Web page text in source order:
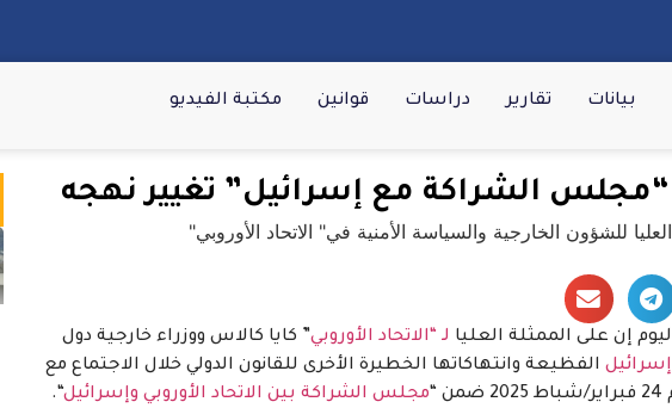
بيانات تقارير دراسات قوانين مكتبة الفيديو
“مجلس الشراكة مع إسرائيل” تغيير نهجه
إن على الممثلة العليا لـ “الاتحاد الأوروبي” كايا كالاس ووزراء خارجية دول
إسرائيل الفظيعة وانتهاكاتها الخطيرة الأخرى للقانون الدولي خلال الاجتماع مع
مجلس الشراكة بين الاتحاد الأوروبي وإسرائيل“.